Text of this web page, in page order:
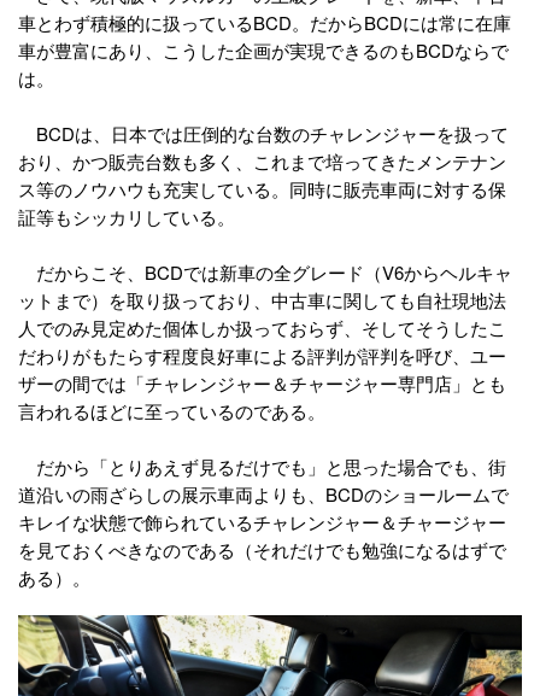
車とわず積極的に扱っているBCD。だからBCDには常に在庫
車が豊富にあり、こうした企画が実現できるのもBCDならで
は。
BCDは、日本では圧倒的な台数のチャレンジャーを扱って
おり、かつ販売台数も多く、これまで培ってきたメンテナン
ス等のノウハウも充実している。同時に販売車両に対する保
証等もシッカリしている。
だからこそ、BCDでは新車の全グレード（V6からヘルキャ
ットまで）を取り扱っており、中古車に関しても自社現地法
人でのみ見定めた個体しか扱っておらず、そしてそうしたこ
だわりがもたらす程度良好車による評判が評判を呼び、ユー
ザーの間では「チャレンジャー＆チャージャー専門店」とも
言われるほどに至っているのである。
だから「とりあえず見るだけでも」と思った場合でも、街
道沿いの雨ざらしの展示車両よりも、BCDのショールームで
キレイな状態で飾られているチャレンジャー＆チャージャー
を見ておくべきなのである（それだけでも勉強になるはずで
ある）。